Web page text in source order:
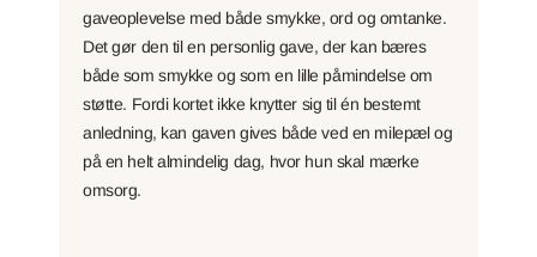
gaveoplevelse med både smykke, ord og omtanke.
Det gør den til en personlig gave, der kan bæres
både som smykke og som en lille påmindelse om
støtte. Fordi kortet ikke knytter sig til én bestemt
anledning, kan gaven gives både ved en milepæl og
på en helt almindelig dag, hvor hun skal mærke
omsorg.